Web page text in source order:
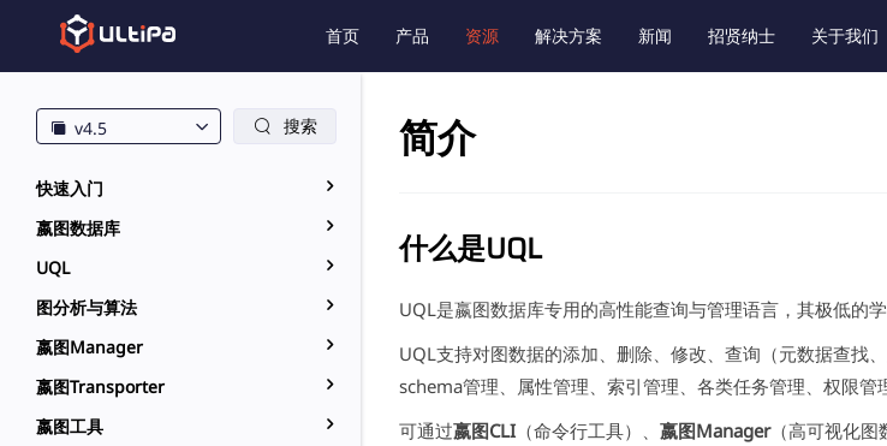
首页 产品 资源 解决方案 新闻 招贤纳士 关于我们
v4.5 搜索
快速入门
嬴图数据库
UQL
图分析与算法
嬴图Manager
嬴图Transporter
嬴图工具
简介
什么是UQL
UQL是嬴图数据库专用的高性能查询与管理语言，其极低的
UQL支持对图数据的添加、删除、修改、查询（元数据查找
schema管理、属性管理、索引管理、各类任务管理、权限管
可通过嬴图CLI （命令行工具）、 嬴图Manager（高可视化图